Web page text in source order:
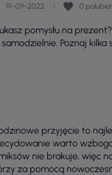
19-09-2022 favorite 0
pomysłu na
Poznaj kilka
przyjęcie to
warto
nie brakuje, więc
za pomocą